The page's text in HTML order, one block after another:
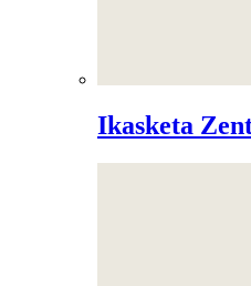
Ikasketa